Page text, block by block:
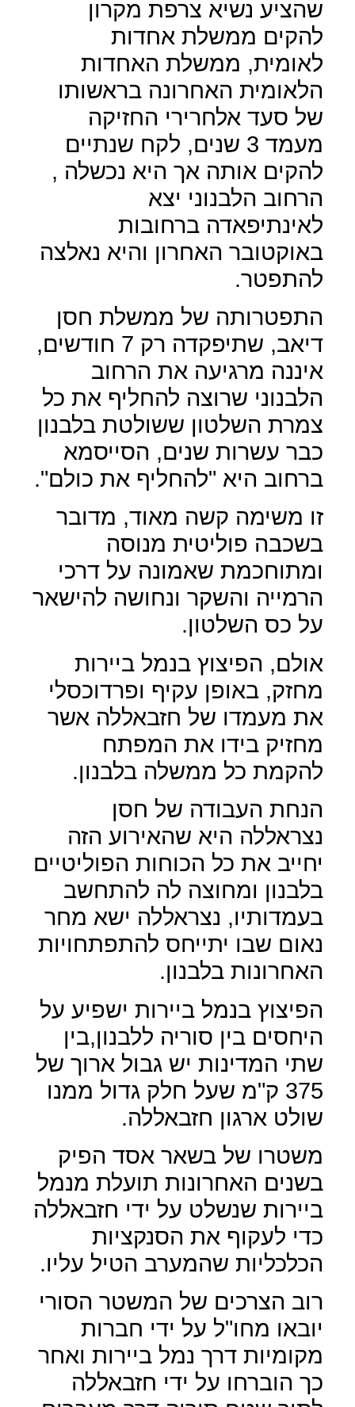
שהציע נשיא צרפת מקרון
להקים ממשלת אחדות
לאומית, ממשלת האחדות
הלאומית האחרונה בראשותו
של סעד אלחרירי החזיקה
מעמד 3 שנים, לקח שנתיים
להקים אותה אך היא נכשלה ,
הרחוב הלבנוני יצא
לאינתיפאדה ברחובות
באוקטובר האחרון והיא נאלצה
להתפטר.
התפטרותה של ממשלת חסן
דיאב, שתיפקדה רק 7 חודשים,
איננה מרגיעה את הרחוב
הלבנוני שרוצה להחליף את כל
צמרת השלטון ששולטת בלבנון
כבר עשרות שנים, הסייסמא
ברחוב היא "להחליף את כולם".
זו משימה קשה מאוד, מדובר
בשכבה פוליטית מנוסה
ומתוחכמת שאמונה על דרכי
הרמייה והשקר ונחושה להישאר
על כס השלטון.
אולם, הפיצוץ בנמל ביירות
מחזק, באופן עקיף ופרדוכסלי
את מעמדו של חזבאללה אשר
מחזיק בידו את המפתח
להקמת כל ממשלה בלבנון.
הנחת העבודה של חסן
נצראללה היא שהאירוע הזה
יחייב את כל הכוחות הפוליטיים
בלבנון ומחוצה לה להתחשב
בעמדותיו, נצראללה ישא מחר
נאום שבו יתייחס להתפתחויות
האחרונות בלבנון.
הפיצוץ בנמל ביירות ישפיע על
היחסים בין סוריה ללבנון,בין
שתי המדינות יש גבול ארוך של
375 ק"מ שעל חלק גדול ממנו
שולט ארגון חזבאללה.
משטרו של בשאר אסד הפיק
בשנים האחרונות תועלת מנמל
ביירות שנשלט על ידי חזבאללה
כדי לעקוף את הסנקציות
הכלכליות שהמערב הטיל עליו.
רוב הצרכים של המשטר הסורי
יובאו מחו"ל על ידי חברות
מקומיות דרך נמל ביירות ואחר
כך הוברחו על ידי חזבאללה